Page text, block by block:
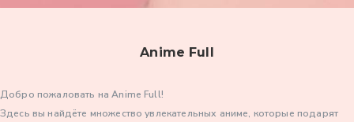
Anime Full
Добро пожаловать на Anime Full!
Здесь вы найдёте множество увлекательных аниме, которые подарят